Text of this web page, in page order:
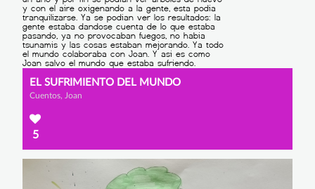
EL SUFRIMIENTO DEL MUNDO
Cuentos, Joan
5